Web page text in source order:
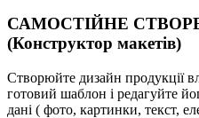
САМОСТІЙНЕ
(Конструктор макетів)
Створюйте дизайн продукції
готовий шаблон і редагуйте
дані ( фото, картинки, текст,